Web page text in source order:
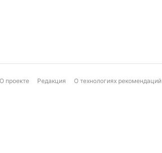
О проекте Редакция О технологиях рекомендаций